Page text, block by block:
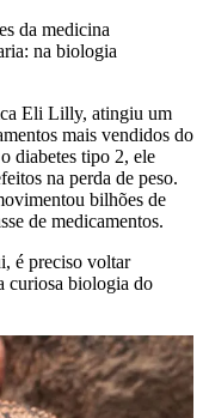
da medicina
na biologia
Eli Lilly, atingiu um
mais vendidos do
diabetes tipo 2, ele
na perda de peso.
bilhões de
de medicamentos.
é preciso voltar
curiosa biologia do